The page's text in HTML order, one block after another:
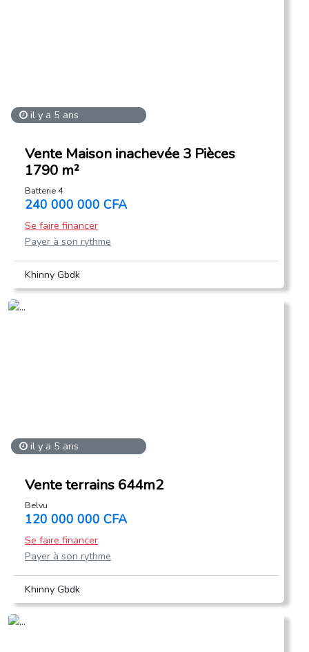
il y a 5 ans
Vente Maison inachevée 3 Pièces
1790 m²
Batterie 4
240 000 000 CFA
Se faire financer
Payer à son rythme
Khinny Gbdk
il y a 5 ans
Vente terrains 644m2
Belvu
120 000 000 CFA
Se faire financer
Payer à son rythme
Khinny Gbdk